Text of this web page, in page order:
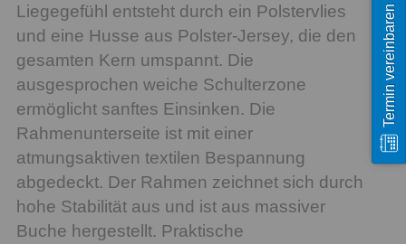
Liegegefühl entsteht durch ein Polstervlies
und eine Husse aus Polster-Jersey, die den
gesamten Kern umspannt. Die
ausgesprochen weiche Schulterzone
ermöglicht sanftes Einsinken. Die
Rahmenunterseite ist mit einer
atmungsaktiven textilen Bespannung
abgedeckt. Der Rahmen zeichnet sich durch
hohe Stabilität aus und ist aus massiver
Buche hergestellt. Praktische
Termin vereinbaren